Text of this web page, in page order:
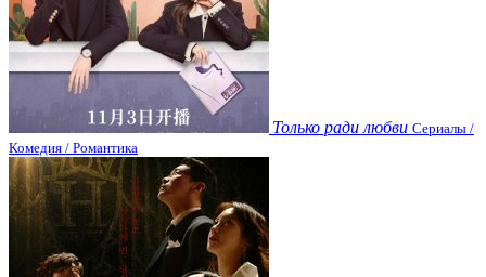
Только ради любви Сериалы /
Комедия / Романтика